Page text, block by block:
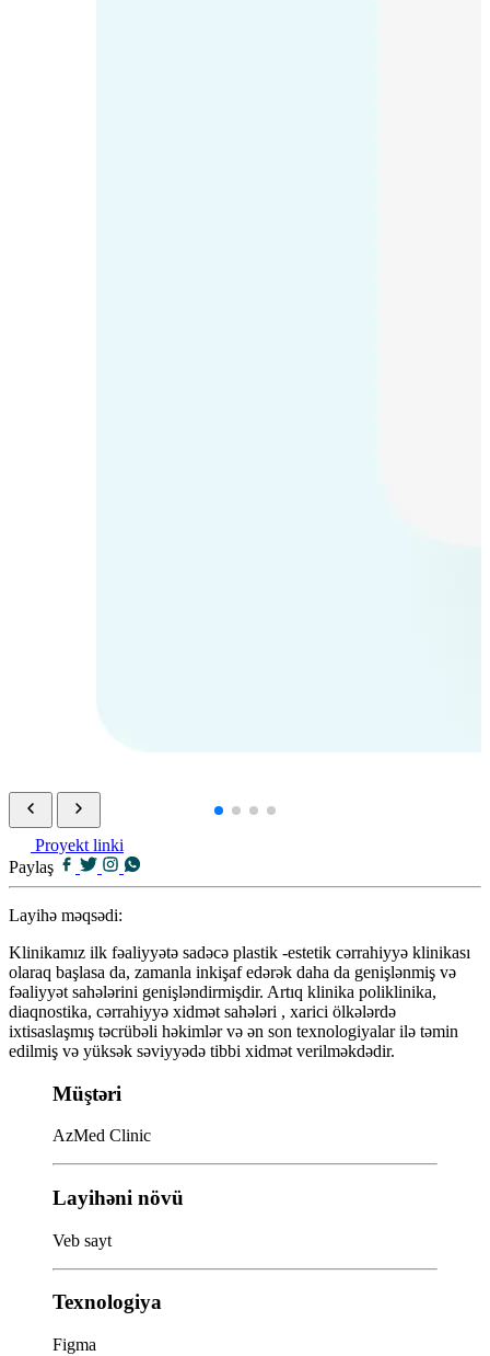
Proyekt linki
Paylaş
Layihə məqsədi:
Klinikamız ilk fəaliyyətə sadəcə plastik -estetik cərrahiyyə klinikası
olaraq başlasa da, zamanla inkişaf edərək daha da genişlənmiş və
fəaliyyət sahələrini genişləndirmişdir. Artıq klinika poliklinika,
diaqnostika, cərrahiyyə xidmət sahələri , xarici ölkələrdə
ixtisaslaşmış təcrübəli həkimlər və ən son texnologiyalar ilə təmin
edilmiş və yüksək səviyyədə tibbi xidmət verilməkdədir.
Müştəri
AzMed Clinic
Layihəni növü
Veb sayt
Texnologiya
Figma